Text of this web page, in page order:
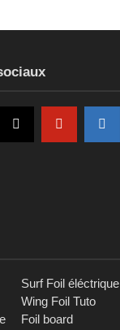
Surf Foil éléctrique
Wing Foil Tuto
Foil board